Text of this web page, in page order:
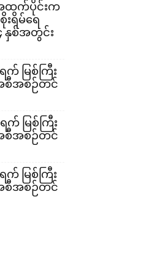
ထက်ပိုင်းက
းရိမ်ရေ
နှစ်အတွင်း
မြစ်ကြီး
စီအစဉ်တင်
မြစ်ကြီး
စီအစဉ်တင်
မြစ်ကြီး
စီအစဉ်တင်